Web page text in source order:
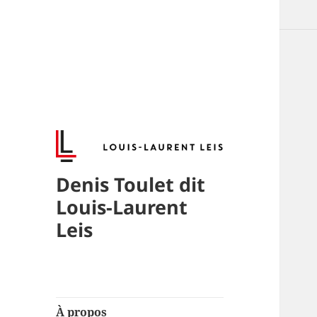
Denis Toulet dit
Louis-Laurent
Leis
À propos